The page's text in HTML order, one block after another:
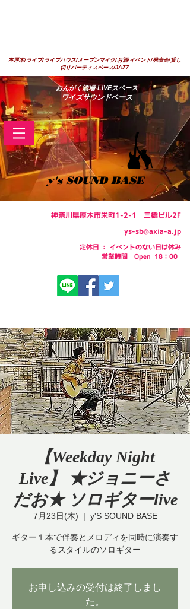
本厚木/ライブ/ライブハウス/オープンマイク/お酒/イベント/発表会/貸し
切りパーティスペース/JAZZ
​おんがく酒場-LIVEスペース
ワイズサウンドベース
y's SOUND BASE
神奈川県厚木市栄町1-2-1 三橋ビル2F
ys-sb@axia-a.jp
定休日 : イベントのない日は休み
​営業時間 Open 18：00
【Weekday Night
Live】 ★ジョニーさ
だお★ ソロギターlive
7月23日(木)
  |
y'S SOUND BASE
ギター１本で伴奏とメロディを同時に演奏す
るスタイルのソロギター
お申し込みの受付は終了しまし
た。